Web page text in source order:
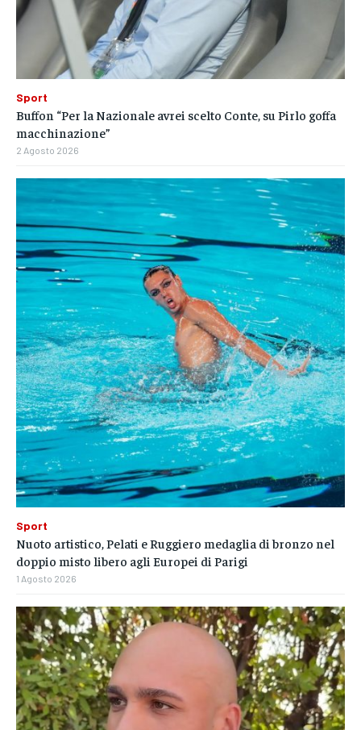
Sport
Buffon “Per la Nazionale avrei scelto Conte, su Pirlo goffa
macchinazione”
2 Agosto 2026
Sport
Nuoto artistico, Pelati e Ruggiero medaglia di bronzo nel
doppio misto libero agli Europei di Parigi
1 Agosto 2026